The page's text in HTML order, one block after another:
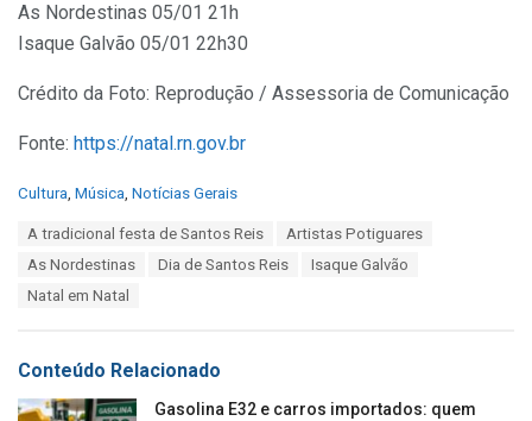
As Nordestinas 05/01 21h
Isaque Galvão 05/01 22h30
Crédito da Foto: Reprodução / Assessoria de Comunicação
Fonte: https://natal.rn.gov.br
C
e
:
Cultura, Música, Notícias Gerais
A tradicional festa de Santos Reis
Artistas Potiguares
As Nordestinas
Dia de Santos Reis
Isaque Galvão
Natal em Natal
Conteúdo Relacionado
Gasolina E32 e carros importados: quem